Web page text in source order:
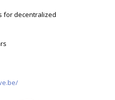
decentralized